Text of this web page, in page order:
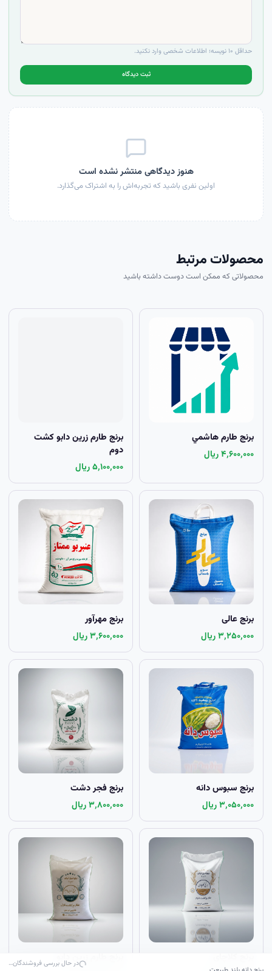
حداقل ۱۰ نویسه؛ اطلاعات شخصی وارد نکنید.
ثبت دیدگاه
هنوز دیدگاهی منتشر نشده است
اولین نفری باشید که تجربه‌اش را به اشتراک می‌گذارد.
محصولات مرتبط
محصولاتی که ممکن است دوست داشته باشید
برنج طارم هاشمي
۴٬۶۰۰٬۰۰۰ ریال
برنج طارم زرين دابو کشت
دوم
۵٬۱۰۰٬۰۰۰ ریال
برنج عالی
۳٬۲۵۰٬۰۰۰ ریال
برنج مهرآور
۳٬۶۰۰٬۰۰۰ ریال
برنج سبوس دانه
۳٬۰۵۰٬۰۰۰ ریال
برنج فجر دشت
۳٬۸۰۰٬۰۰۰ ریال
برنج طارم زرین دابودر حال بررسی فروشندگان…